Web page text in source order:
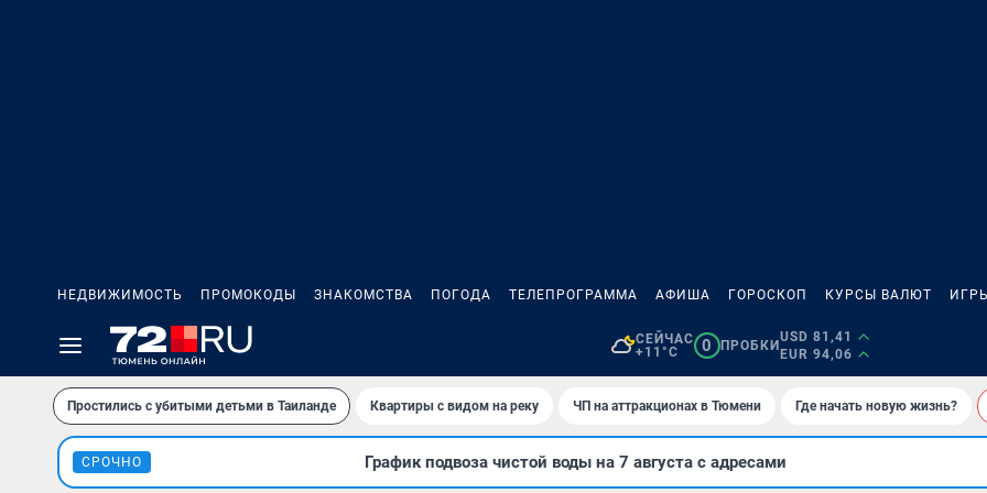
НЕДВИЖИМОСТЬ ПРОМОКОДЫ ЗНАКОМСТВА ПОГОДА ТЕЛЕПРОГРАММА АФИША ГОРОСКОП КУРСЫ ВАЛЮТ ИГРЫ
СЕЙЧАС
+11°C
0 ПРОБКИ
USD 81,41
EUR 94,06
Простились с убитыми детьми в Таиланде Квартиры с видом на реку ЧП на аттракционах в Тюмени Где начать новую жизнь?
СРОЧНО График подвоза чистой воды на 7 августа с адресами